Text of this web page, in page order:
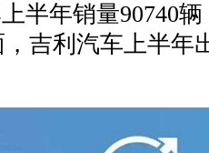
半年销量90740
吉利汽车上半年